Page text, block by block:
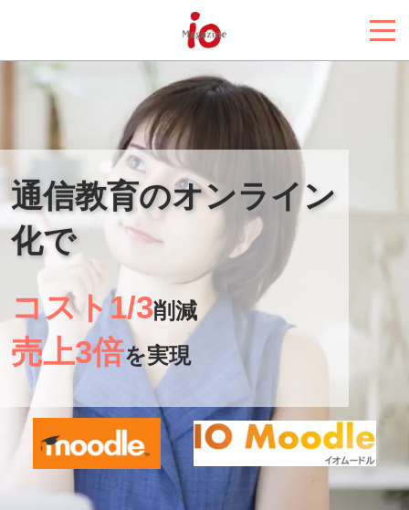
通信教育のオンライン
化で
コスト1/3削減
売上3倍を実現